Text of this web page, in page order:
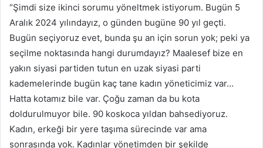
“Şimdi size ikinci sorumu yöneltmek istiyorum. Bugün 5
Aralık 2024 yılındayız, o günden bugüne 90 yıl geçti.
Bugün seçiyoruz evet, bunda şu an için sorun yok; peki ya
seçilme noktasında hangi durumdayız? Maalesef bize en
yakın siyasi partiden tutun en uzak siyasi parti
kademelerinde bugün kaç tane kadın yöneticimiz var…
Hatta kotamız bile var. Çoğu zaman da bu kota
doldurulmuyor bile. 90 koskoca yıldan bahsediyoruz.
Kadın, erkeği bir yere taşıma sürecinde var ama
sonrasında yok. Kadınlar yönetimden bir şekilde